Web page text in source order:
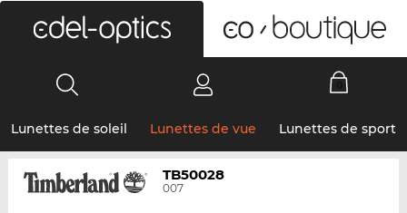
Lunettes de soleil Lunettes de vue Lunettes de sport
TB50028
007